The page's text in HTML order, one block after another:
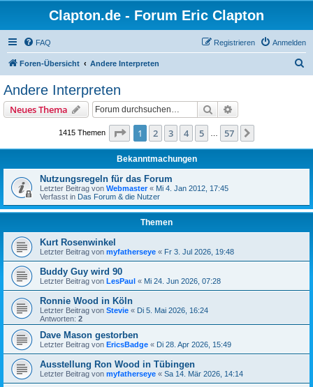
Clapton.de - Forum Eric Clapton
FAQ Anmelden
Registrieren
Foren-Übersicht Andere Interpreten
Andere Interpreten
Neues Thema Suche
1415 Themen Seite 1von 57
1 2 3 4 5 57
Bekanntmachungen
Nutzungsregeln für das Forum
Letzter Beitrag von Webmaster« Mi 4. Jan 2012, 17:45
Verfasst in Das Forum & die Nutzer
Themen
Kurt Rosenwinkel
Letzter Beitrag von myfatherseye « Fr 3. Jul 2026, 19:48
Buddy Guy wird 90
Letzter Beitrag von LesPaul « Mi 24. Jun 2026, 07:28
Ronnie Wood in Köln
Letzter Beitrag von Stevie « Di 5. Mai 2026, 16:24
Antworten: 2
Dave Mason gestorben
Letzter Beitrag von EricsBadge « Di 28. Apr 2026, 15:49
Ausstellung Ron Wood in Tübingen
Letzter Beitrag von myfatherseye « Sa 14. Mär 2026, 14:14